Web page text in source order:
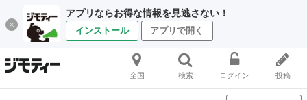
アプリならお得な情報を見逃さない！
インストール アプリで開く
全国 検索 ログイン 投稿